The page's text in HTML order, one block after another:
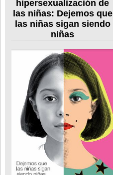
hipersexualización de
las niñas: Dejemos que
las niñas sigan siendo
niñas